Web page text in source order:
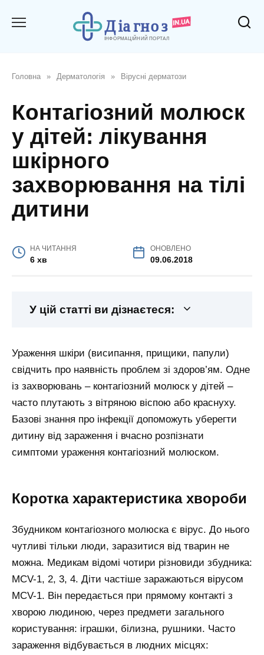
Головна » Дерматологія » Вірусні дерматози
Контагіозний молюск
у дітей: лікування
шкірного
захворювання на тілі
дитини
НА ЧИТАННЯ
6 хв
ОНОВЛЕНО
09.06.2018
У цій статті ви дізнаєтеся:
Ураження шкіри (висипання, прищики, папули)
свідчить про наявність проблем зі здоров’ям. Одне
із захворювань – контагіозний молюск у дітей –
часто плутають з вітряною віспою або краснуху.
Базові знання про інфекції допоможуть уберегти
дитину від зараження і вчасно розпізнати
симптоми ураження контагіозний молюском.
Коротка характеристика хвороби
Збудником контагіозного молюска є вірус. До нього
чутливі тільки люди, заразитися від тварин не
можна. Медикам відомі чотири різновиди збудника:
MCV-1, 2, 3, 4. Діти частіше заражаються вірусом
MCV-1. Він передається при прямому контакті з
хворою людиною, через предмети загального
користування: іграшки, білизна, рушники. Часто
зараження відбувається в людних місцях: